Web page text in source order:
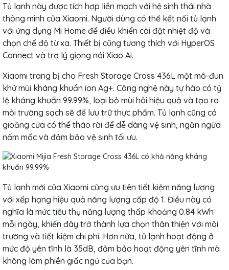
Tủ lạnh này được tích hợp liền mạch với hệ sinh thái nhà
thông minh của Xiaomi. Người dùng có thể kết nối tủ lạnh
với ứng dụng Mi Home để điều khiển cài đặt nhiệt độ và
chọn chế độ từ xa. Thiết bị cũng tương thích với HyperOS
Connect và trợ lý giọng nói Xiao Ai.
Xiaomi trang bị cho Fresh Storage Cross 436L một mô-đun
khử mùi kháng khuẩn ion Ag+. Công nghệ này tự hào có tỷ
lệ kháng khuẩn 99.99%, loại bỏ mùi hôi hiệu quả và tạo ra
môi trường sạch sẽ để lưu trữ thực phẩm. Tủ lạnh cũng có
gioăng cửa có thể tháo rời để dễ dàng vệ sinh, ngăn ngừa
nấm mốc và đảm bảo vệ sinh tối ưu.
Tủ lạnh mới của Xiaomi cũng ưu tiên tiết kiệm năng lượng
với xếp hạng hiệu quả năng lượng cấp độ 1. Điều này có
nghĩa là mức tiêu thụ năng lượng thấp khoảng 0.84 kWh
mỗi ngày, khiến đây trở thành lựa chọn thân thiện với môi
trường và tiết kiệm chi phí. Hơn nữa, tủ lạnh hoạt động ở
mức độ yên tĩnh là 35dB, đảm bảo hoạt động yên tĩnh mà
không làm phiền giấc ngủ của bạn.